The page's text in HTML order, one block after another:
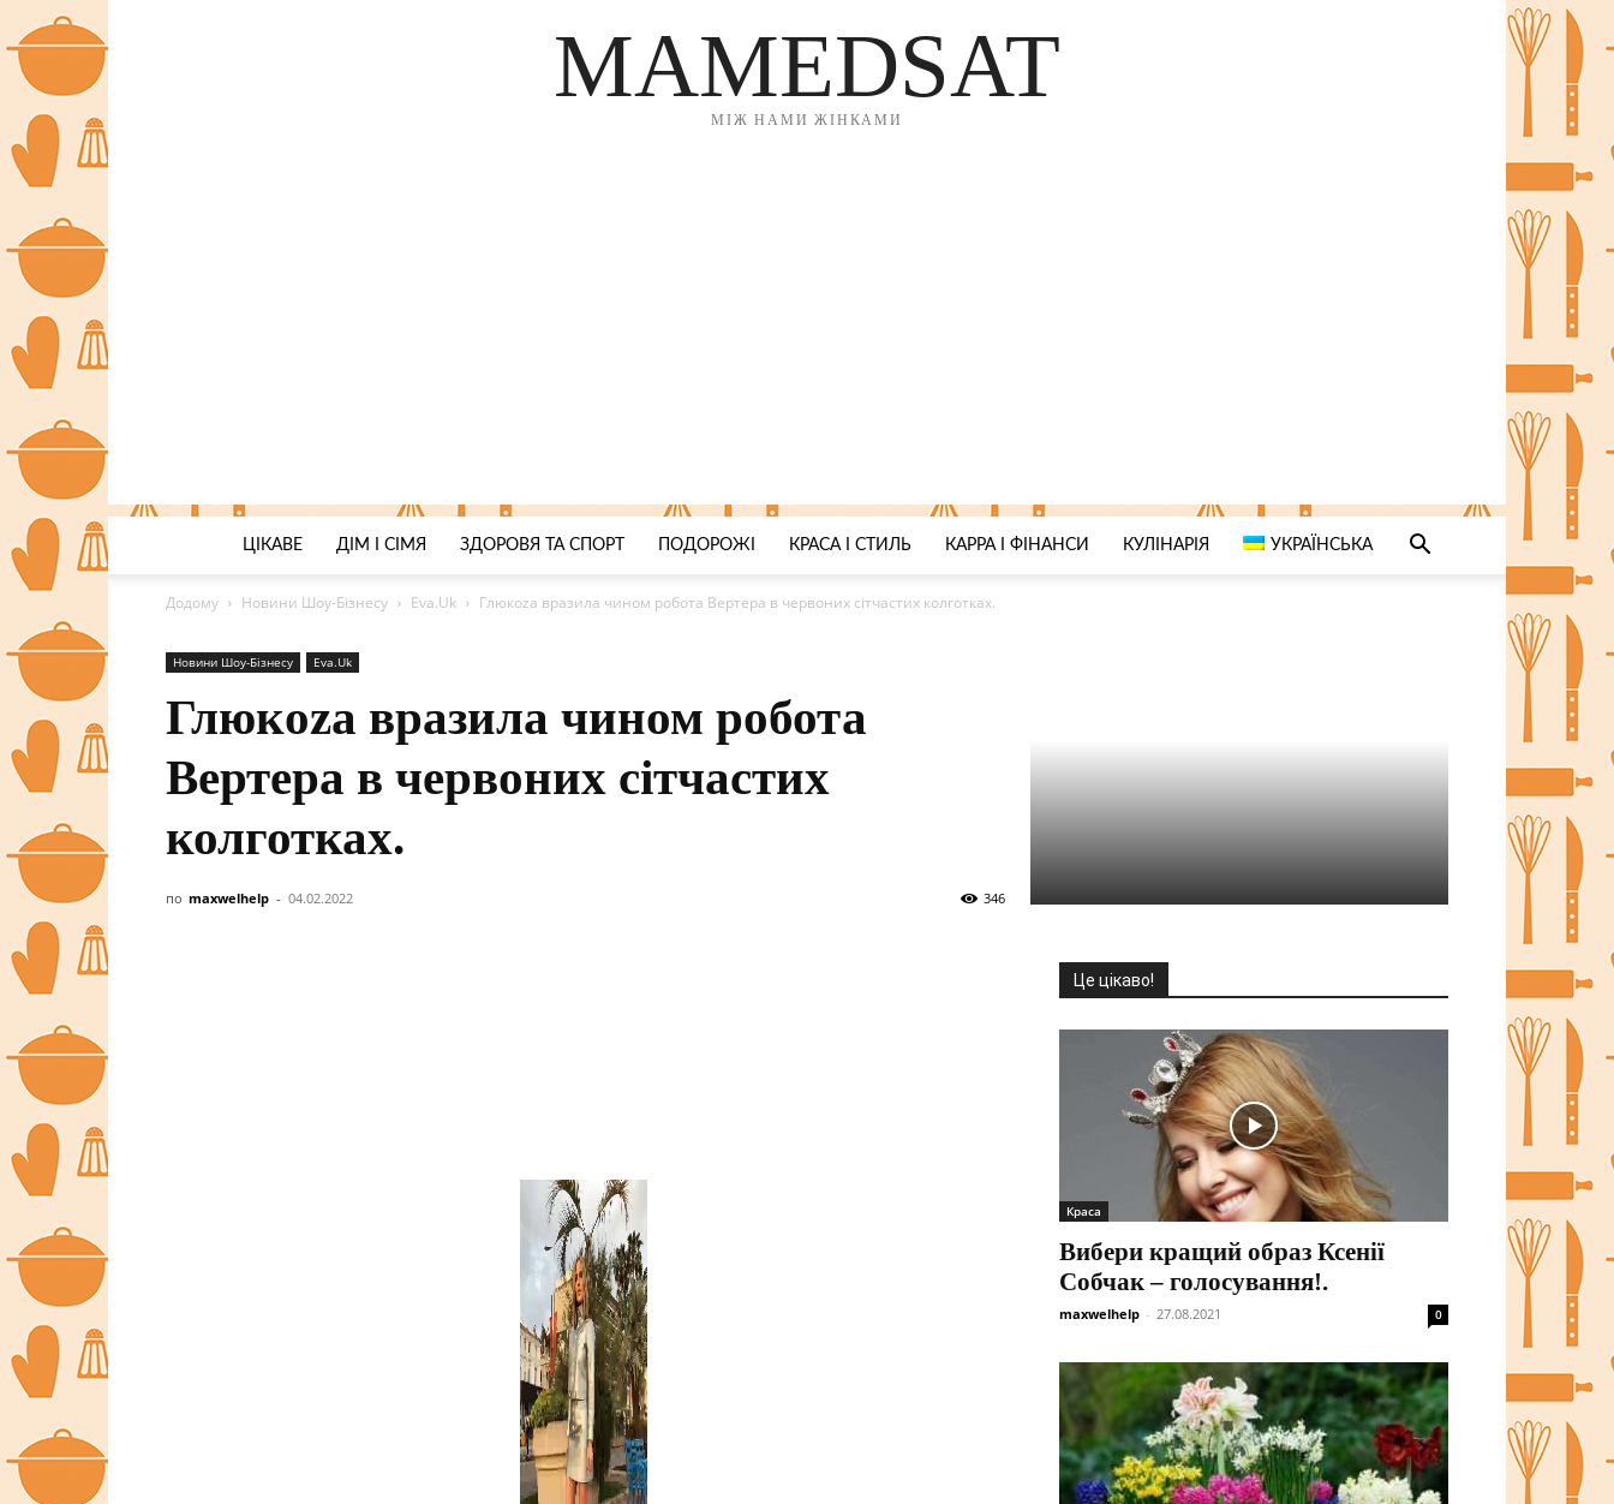
MAMEDSAT
МІЖ НАМИ ЖІНКАМИ
ЦІКАВЕ ДІМ І СІМЯ ЗДОРОВЯ ТА СПОРТ ПОДОРОЖІ КРАСА І СТИЛЬ КАРРА І ФІНАНСИ КУЛІНАРІЯ УКРАЇНСЬКА
Додому Новини Шоу-Бізнесу Eva.Uk Глюкoza вразила чином робота Вертера в червоних сітчастих колготках.
Новини Шоу-Бізнесу Eva.Uk
Глюкoza вразила чином робота
Вертера в червоних сітчастих
колготках.
по maxwelhelp - 04.02.2022 346
Це цікаво!
Краса
Вибери кращий образ Ксенії
Собчак – голосування!.
maxwelhelp - 27.08.2021 0